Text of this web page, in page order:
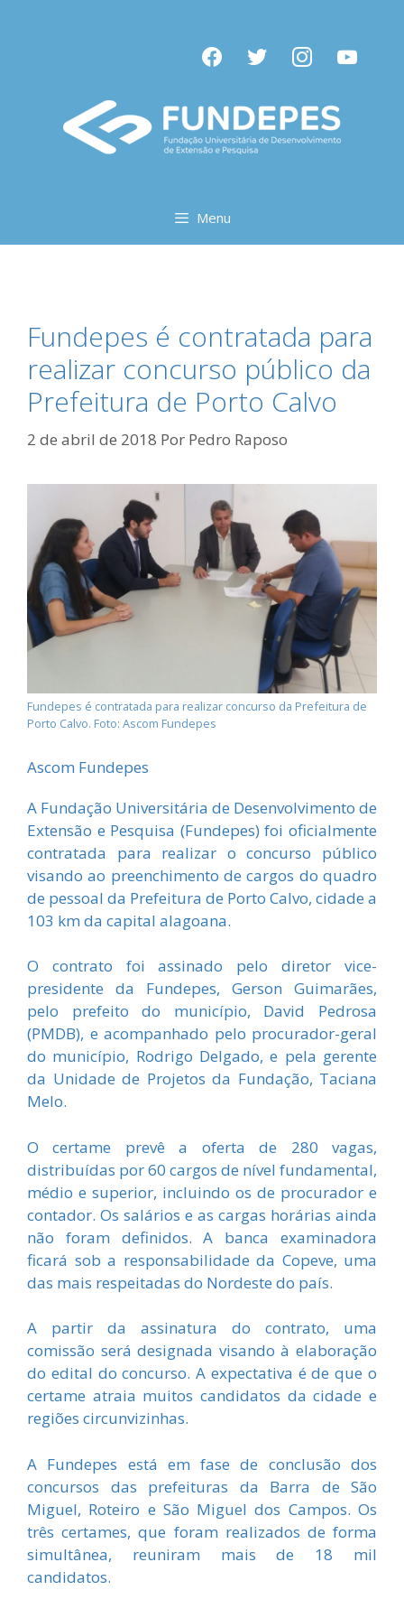
facebooktwitter instagramyoutube
Menu
Fundepes é contratada para
realizar concurso público da
Prefeitura de Porto Calvo
2 de abril de 2018 Por Pedro Raposo
Fundepes é contratada para realizar concurso da Prefeitura de
Porto Calvo. Foto: Ascom Fundepes
Ascom Fundepes
A Fundação Universitária de Desenvolvimento de
Extensão e Pesquisa (Fundepes) foi oficialmente
contratada para realizar o concurso público
visando ao preenchimento de cargos do quadro
de pessoal da Prefeitura de Porto Calvo, cidade a
103 km da capital alagoana.
O contrato foi assinado pelo diretor vice-
presidente da Fundepes, Gerson Guimarães,
pelo prefeito do município, David Pedrosa
(PMDB), e acompanhado pelo procurador-geral
do município, Rodrigo Delgado, e pela gerente
da Unidade de Projetos da Fundação, Taciana
Melo.
O certame prevê a oferta de 280 vagas,
distribuídas por 60 cargos de nível fundamental,
médio e superior, incluindo os de procurador e
contador. Os salários e as cargas horárias ainda
não foram definidos. A banca examinadora
ficará sob a responsabilidade da Copeve, uma
das mais respeitadas do Nordeste do país.
A partir da assinatura do contrato, uma
comissão será designada visando à elaboração
do edital do concurso. A expectativa é de que o
certame atraia muitos candidatos da cidade e
regiões circunvizinhas.
A Fundepes está em fase de conclusão dos
concursos das prefeituras da Barra de São
Miguel, Roteiro e São Miguel dos Campos. Os
três certames, que foram realizados de forma
simultânea, reuniram mais de 18 mil
candidatos.